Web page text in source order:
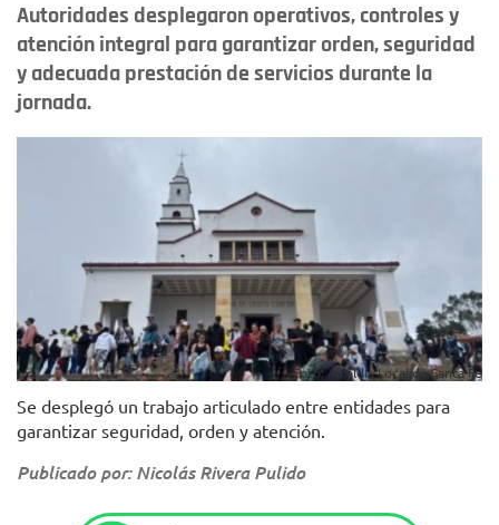
Autoridades desplegaron operativos, controles y
atención integral para garantizar orden, seguridad
y adecuada prestación de servicios durante la
jornada.
Foto: Alcaldía Local de Santa Fe
Se desplegó un trabajo articulado entre entidades para
garantizar seguridad, orden y atención.
Publicado por: Nicolás Rivera Pulido